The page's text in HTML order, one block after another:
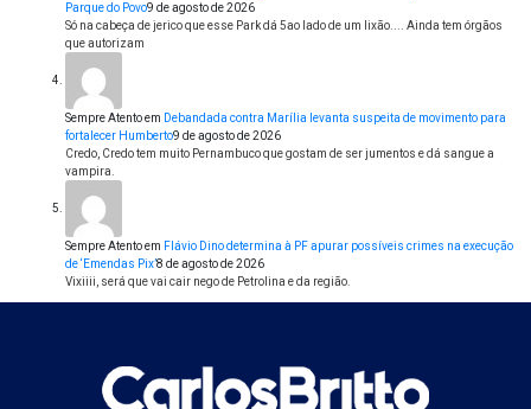
Parque do Povo9 de agosto de 2026
Só na cabeça de jerico que esse Park dá 5ao lado de um lixão.... Ainda tem órgãos
que autorizam
Sempre Atentoem Debandada contra Marília levanta suspeita de movimento para
fortalecer Humberto9 de agosto de 2026
Credo, Credo tem muito Pernambuco que gostam de ser jumentos e dá sangue a
vampira.
Sempre Atentoem Flávio Dino determina à PF apurar possíveis crimes na execução
de ‘Emendas Pix’8 de agosto de 2026
Vixiiii, será que vai cair nego de Petrolina e da região.